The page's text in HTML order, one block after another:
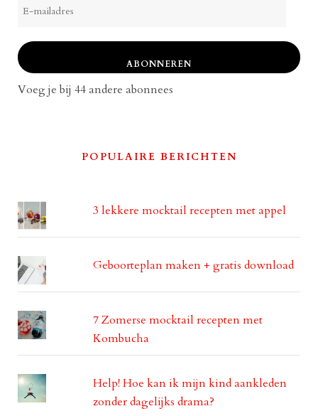
mailadres
ABONNEREN
Voeg je bij 44 andere abonnees
POPULAIRE BERICHTEN
3 lekkere mocktail recepten met appel
Geboorteplan maken + gratis download
7 Zomerse mocktail recepten met
Kombucha
Help! Hoe kan ik mijn kind aankleden
zonder dagelijks drama?